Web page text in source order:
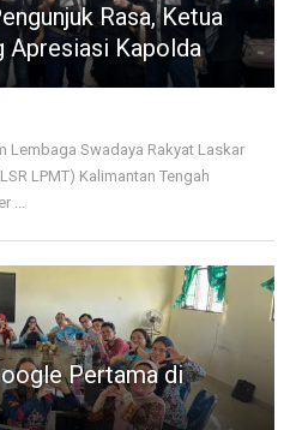
Rasa, Ketua
Apresiasi Kapolda
Lembaga Swadaya Rakyat Laskar
LPMT) Kalimantan Tengah
...
Pertama di